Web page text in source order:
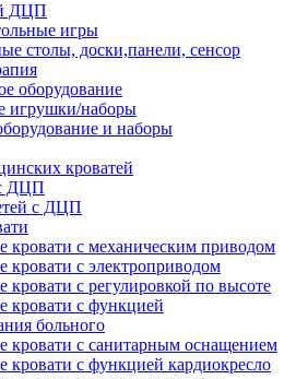
ДЦП
игры
столы, доски,панели, сенсор
оборудование
игрушки/наборы
и наборы
кроватей
ДЦП
с ДЦП
кровати с механическим приводом
кровати с электроприводом
с регулировкой по высоте
кровати с функцией
больного
кровати с санитарным оснащением
кровати с функцией кардиокресло